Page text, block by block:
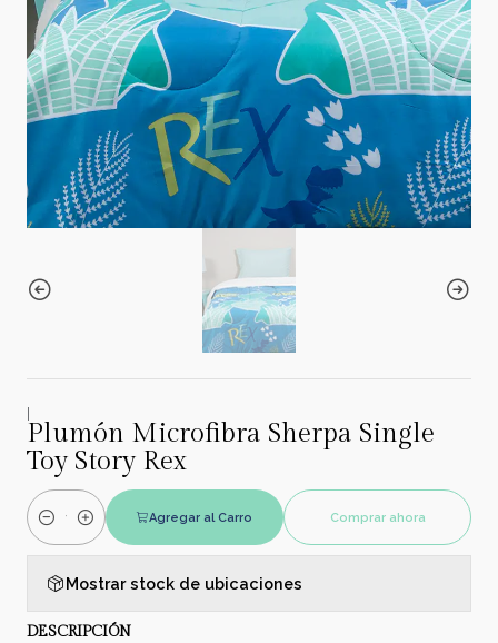
|
Plumón Microfibra Sherpa Single
Toy Story Rex
Cantidad
Agregar al Carro Comprar ahora
Mostrar stock de ubicaciones
DESCRIPCIÓN